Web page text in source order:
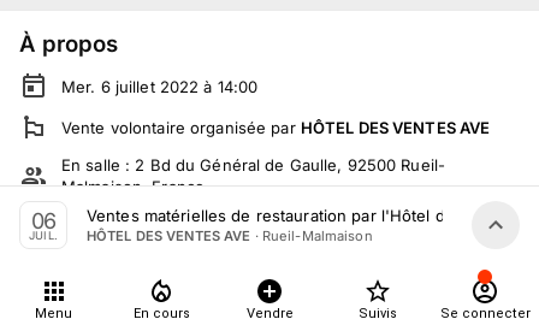
À propos
Mer. 6 juillet 2022 à 14:00
Vente volontaire organisée par HÔTEL DES VENTES AVE
En salle : 2 Bd du Général de Gaulle, 92500 Rueil-
Malmaison, France
En livesurmoniteurlive.com
06
JUIL.
Ventes matérielles de restauration par l'Hôtel des ventes
HÔTEL DES VENTES AVE · Rueil-Malmaison
Menu En cours Vendre Suivis Se connecter